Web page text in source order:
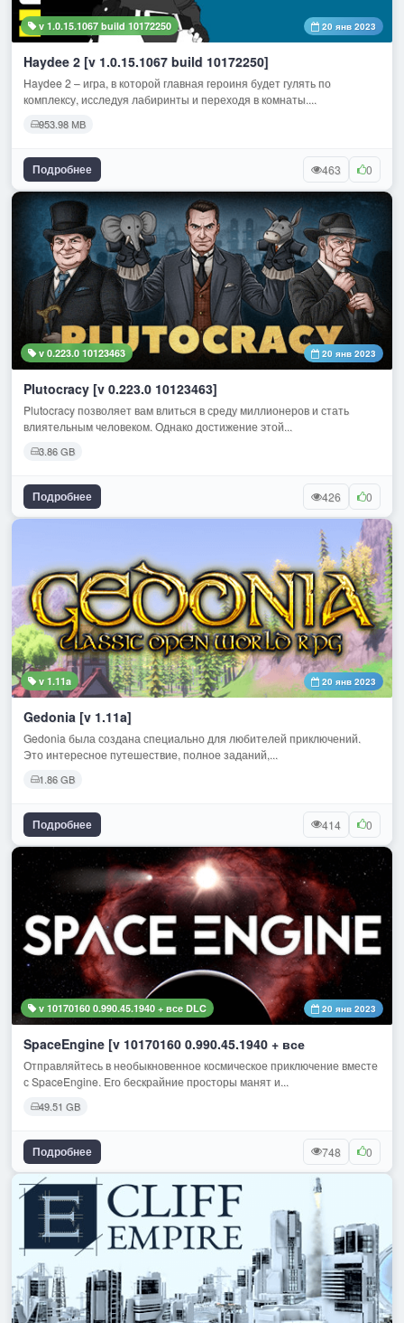
v 1.0.15.1067 build 10172250 20 янв 2023
Haydee 2 [v 1.0.15.1067 build 10172250]
Haydee 2 – игра, в которой главная героиня будет гулять по
комплексу, исследуя лабиринты и переходя в комнаты....
953.98 МВ
Подробнее 463 0
v 0.223.0 10123463 20 янв 2023
Plutocracy [v 0.223.0 10123463]
Plutocracy позволяет вам влиться в среду миллионеров и стать
влиятельным человеком. Однако достижение этой...
3.86 GB
Подробнее 426 0
v 1.11a 20 янв 2023
Gedonia [v 1.11a]
Gedonia была создана специально для любителей приключений.
Это интересное путешествие, полное заданий,...
1.86 GB
Подробнее 414 0
v 10170160 0.990.45.1940 + все DLC 20 янв 2023
SpaceEngine [v 10170160 0.990.45.1940 + все
Отправляйтесь в необыкновенное космическое приключение вместе
с SpaceEngine. Его бескрайние просторы манят и...
49.51 GB
Подробнее 748 0